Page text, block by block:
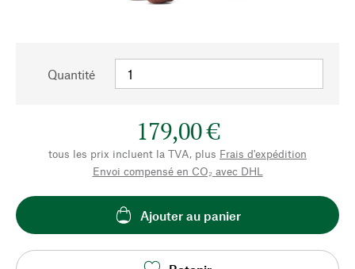
Quantité
179,00 €
tous les prix incluent la TVA, plus Frais d'expédition
Envoi compensé en CO₂ avec DHL
Ajouter au panier